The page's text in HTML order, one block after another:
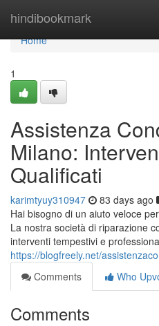
hindibookmark
Home
Home
1
Assistenza
Milano:
Qualificati
karimtyuy310947 83 days ago
Hai bisogno di un aiuto veloce
La nostra società di riparazione
interventi tempestivi e
https://blogfreely.net/
Comments
Who
Comments